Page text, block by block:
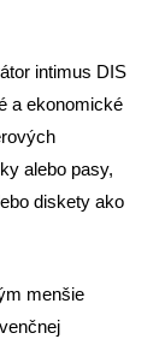
intimus DIS
a ekonomické
alebo pasy,
diskety ako
menšie